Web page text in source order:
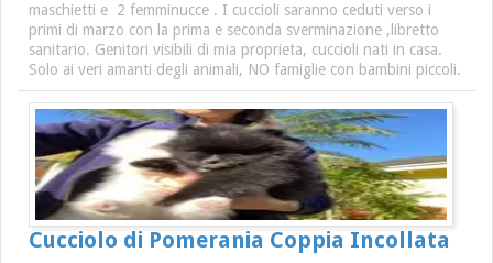
maschietti e 2 femminucce . I cuccioli saranno ceduti verso i
primi di marzo con la prima e seconda sverminazione ,libretto
sanitario. Genitori visibili di mia proprieta, cuccioli nati in casa.
Solo ai veri amanti degli animali, NO famiglie con bambini piccoli.
Cucciolo di Pomerania Coppia Incollata